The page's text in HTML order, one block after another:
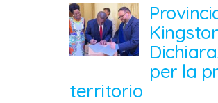
per la
territorio